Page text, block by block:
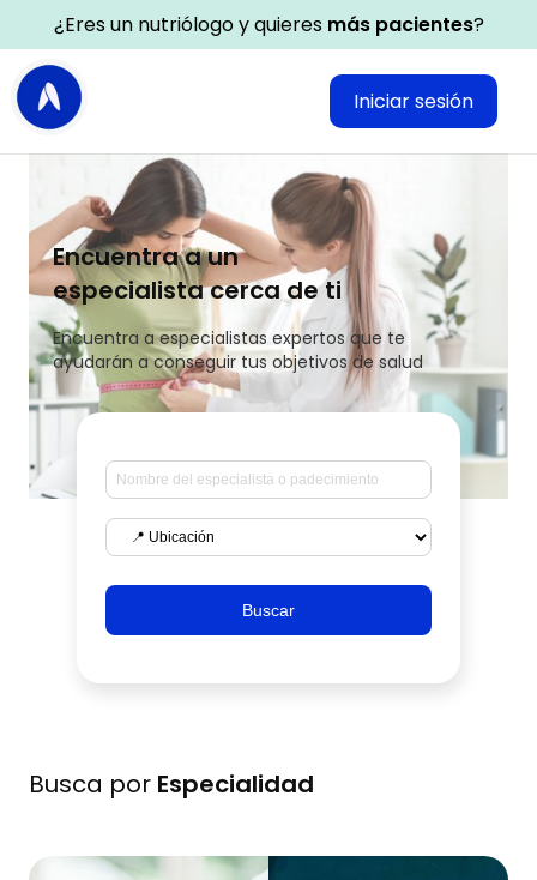
¿Eres un nutriólogo y quieres más pacientes?
Iniciar sesión
Encuentra a un
especialista cerca de ti
Encuentra a especialistas expertos que te
ayudarán a conseguir tus objetivos de salud
Buscar
Busca por Especialidad